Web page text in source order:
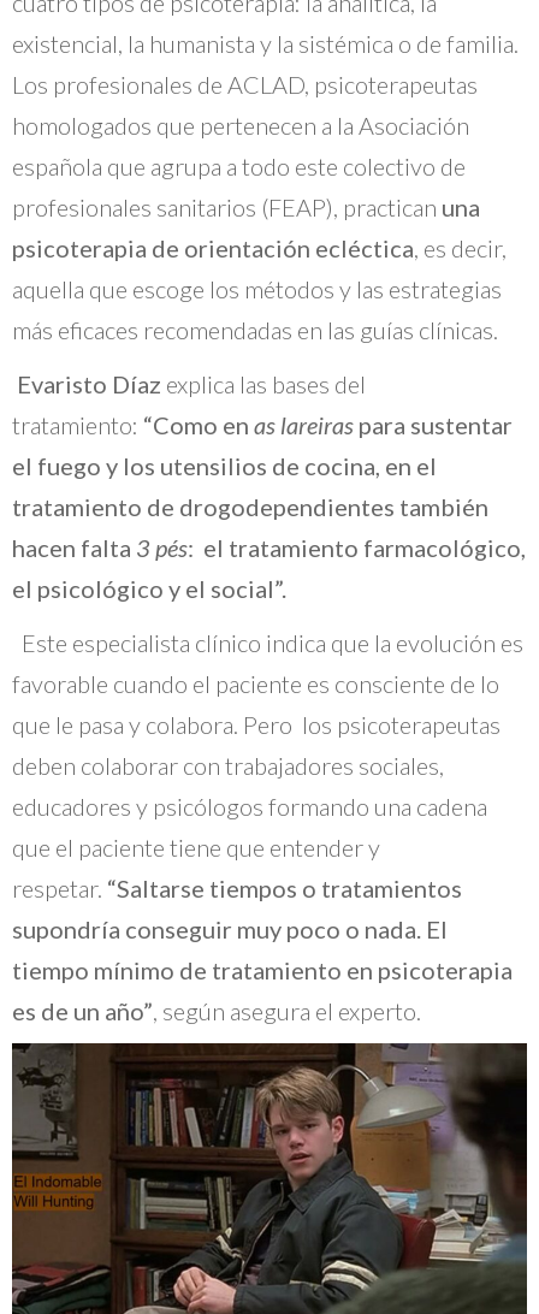
existencial, la humanista y la sistémica o de familia.
Los profesionales de ACLAD, psicoterapeutas
homologados que pertenecen a la Asociación
española que agrupa a todo este colectivo de
profesionales sanitarios (FEAP), practican una
psicoterapia de orientación ecléctica, es decir,
aquella que escoge los métodos y las estrategias
más eficaces recomendadas en las guías clínicas.
Evaristo Díaz explica las bases del
tratamiento: “Como en as lareiras para sustentar
el fuego y los utensilios de cocina, en el
tratamiento de drogodependientes también
hacen falta 3 pés: el tratamiento farmacológico,
el psicológico y el social”.
Este especialista clínico indica que la evolución es
favorable cuando el paciente es consciente de lo
que le pasa y colabora. Pero los psicoterapeutas
deben colaborar con trabajadores sociales,
educadores y psicólogos formando una cadena
que el paciente tiene que entender y
respetar. “Saltarse tiempos o tratamientos
supondría conseguir muy poco o nada. El
tiempo mínimo de tratamiento en psicoterapia
es de un año” , según asegura el experto.